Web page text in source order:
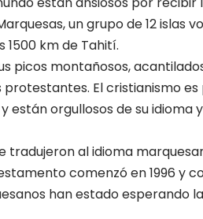
un grupo de 12 islas
1500 km de Tahití.
picos montañosos,
protestantes. El cristianismo
están orgullosos de su idioma
tradujeron al idioma
comenzó en 1996 y
han estado esperando